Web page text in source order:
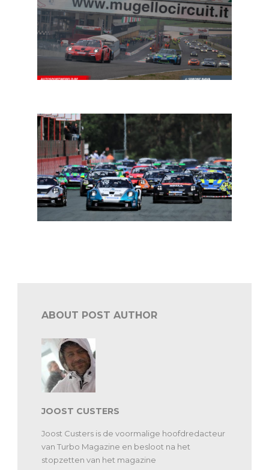
ABOUT POST AUTHOR
JOOST CUSTERS
Joost Custers is de voormalige hoofdredacteur
van Turbo Magazine en besloot na het
stopzetten van het magazine